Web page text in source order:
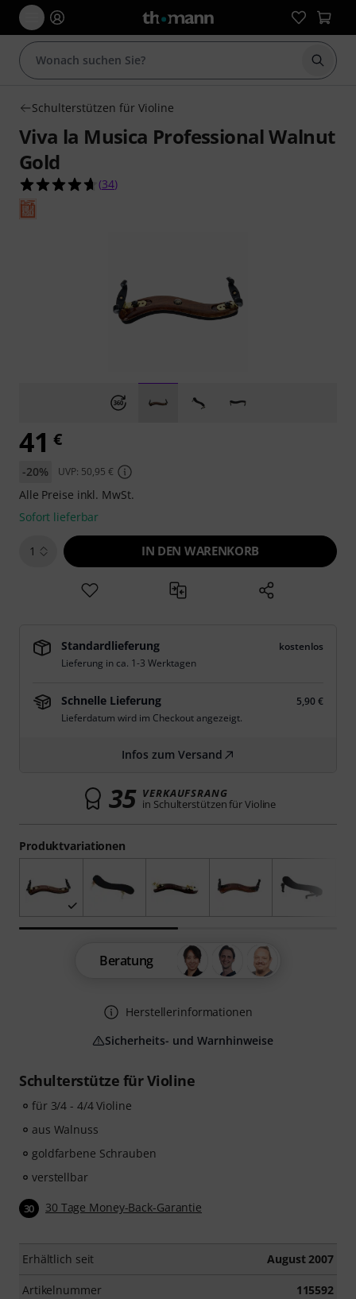
Suche
Schulterstützen für Violine
Viva la Musica Professional Walnut
Gold
4.6 von 5 Sternen aus 34 Kundenbewertungen
(34)
Schulterstütze für Violine
für 3/4 - 4/4 Violine
aus Walnuss
goldfarbene Schrauben
verstellbar
30 30 Tage Money-Back-Garantie
Erhältlich seit August 2007
Artikelnummer 115592
Produktvariationen
41 €
-20% UVP: 50,95 €
Alle Preise inkl. MwSt.
Sofort lieferbar
1 IN DEN WARENKORB
Standardlieferung
kostenlos
Lieferung in ca. 1-3 Werktagen
Schnelle Lieferung
5,90 €
Lieferdatum wird im Checkout angezeigt.
Infos zum Versand
35 VERKAUFSRANG
in Schulterstützen für Violine
Beratung
Herstellerinformationen
Sicherheits- und Warnhinweise